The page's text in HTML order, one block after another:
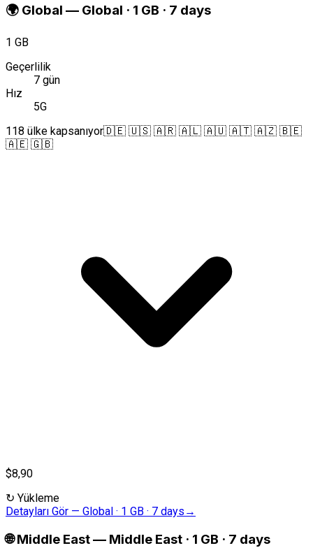
🌍 Global — Global · 1 GB · 7 days
1 GB
Geçerlilik
7 gün
Hız
5G
118 ülke kapsanıyor🇩🇪 🇺🇸 🇦🇷 🇦🇱 🇦🇺 🇦🇹 🇦🇿 🇧🇪
🇦🇪 🇬🇧
$8,90
↻ Yükleme
Detayları Gör — Global · 1 GB · 7 days →
🌐 Middle East— Middle East · 1 GB · 7 days